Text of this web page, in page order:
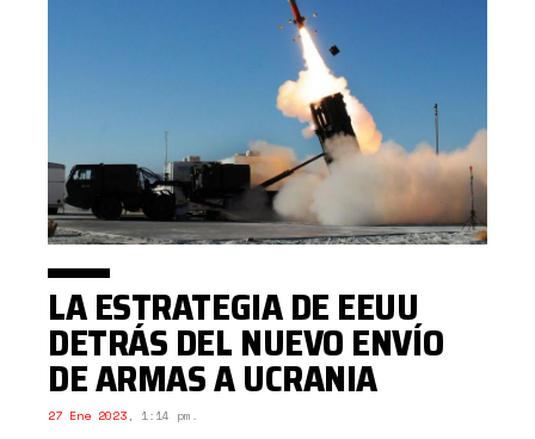
LA ESTRATEGIA DE EEUU
DETRÁS DEL NUEVO ENVÍO
DE ARMAS A UCRANIA
27 Ene 2023, 1:14 pm.